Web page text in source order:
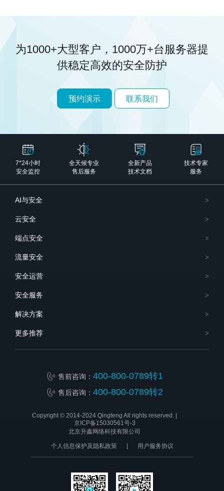
为1000+大型客户，1000万+台服务器提
供稳定高效的安全防护
预约演示 联系我们
7*24小时
安全监控
全天候专业
售后服务
全新产品
技术文档
技术专家
服务
AI与安全
云安全
端点安全
流量安全
安全运营
安全服务
解决方案
更多推荐
售前咨询： 400-800-0789转1
售后咨询： 400-800-0789转2
Copyright © 2014-2024 Qingteng All rights reserved. |
京ICP备15030561号-3
北京升鑫网络科技有限公司
个人信息保护及隐私政策 用户服务协议